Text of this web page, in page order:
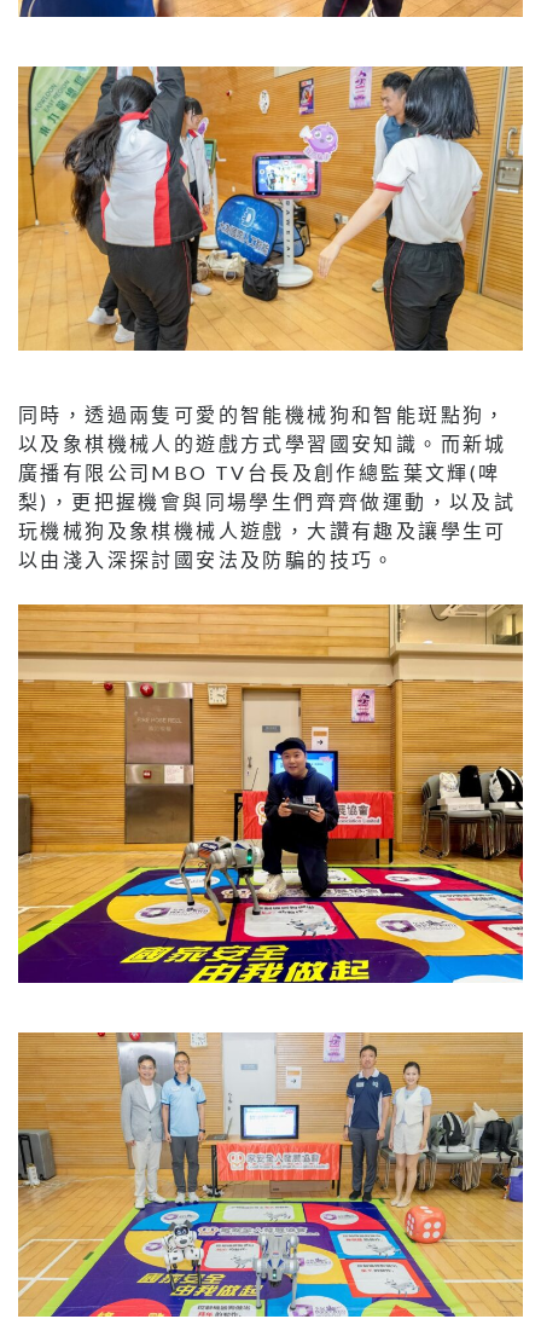
同時，透過兩隻可愛的智能機械狗和智能斑點狗，
以及象棋機械人的遊戲方式學習國安知識。而新城
廣播有限公司MBO TV台長及創作總監葉文輝(啤
梨)，更把握機會與同場學生們齊齊做運動，以及試
玩機械狗及象棋機械人遊戲，大讚有趣及讓學生可
以由淺入深探討國安法及防騙的技巧。